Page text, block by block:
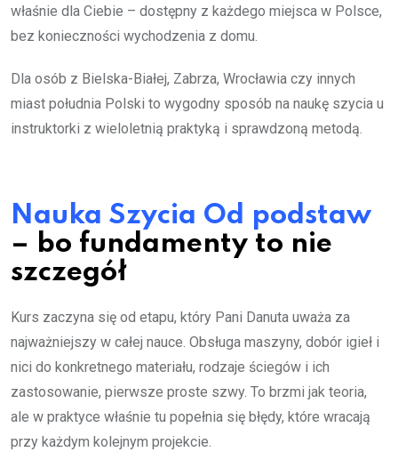
właśnie dla Ciebie – dostępny z każdego miejsca w Polsce,
bez konieczności wychodzenia z domu.
Dla osób z Bielska-Białej, Zabrza, Wrocławia czy innych
miast południa Polski to wygodny sposób na naukę szycia u
instruktorki z wieloletnią praktyką i sprawdzoną metodą.
Nauka Szycia Od podstaw
– bo fundamenty to nie
szczegół
Kurs zaczyna się od etapu, który Pani Danuta uważa za
najważniejszy w całej nauce. Obsługa maszyny, dobór igieł i
nici do konkretnego materiału, rodzaje ściegów i ich
zastosowanie, pierwsze proste szwy. To brzmi jak teoria,
ale w praktyce właśnie tu popełnia się błędy, które wracają
przy każdym kolejnym projekcie.